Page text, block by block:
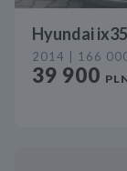
Hyundai ix35
2014 | 166
39 900